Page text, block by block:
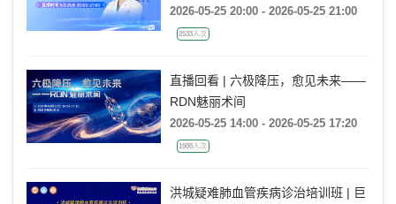
2026-05-25 20:00 - 2026-05-25 21:00
2533人次
直播回看 | 六极降压，愈见未来——
RDN魅丽术间
2026-05-25 14:00 - 2026-05-25 17:20
1988人次
洪城疑难肺血管疾病诊治培训班 | 巨